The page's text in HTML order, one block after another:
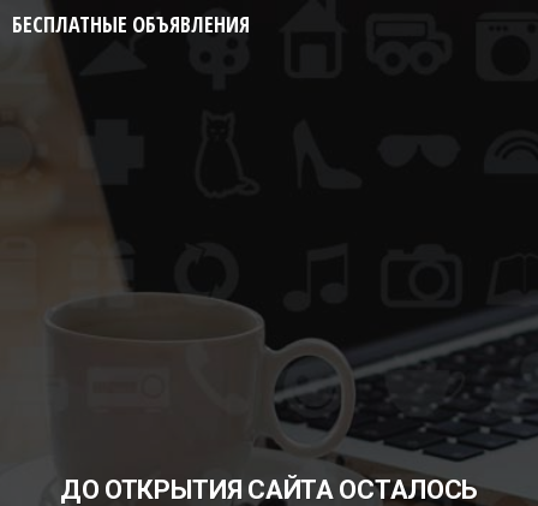
БЕСПЛАТНЫЕ ОБЪЯВЛЕНИЯ
ДО ОТКРЫТИЯ САЙТА ОСТАЛОСЬ